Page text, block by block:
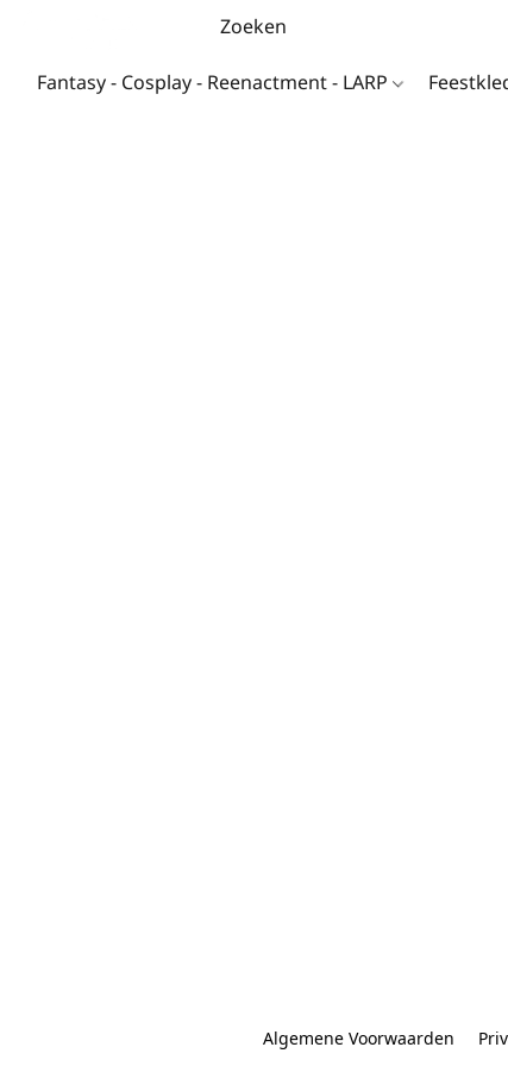
Fantasy - Cosplay - Reenactment - LARP
Algemene Voorwaarden